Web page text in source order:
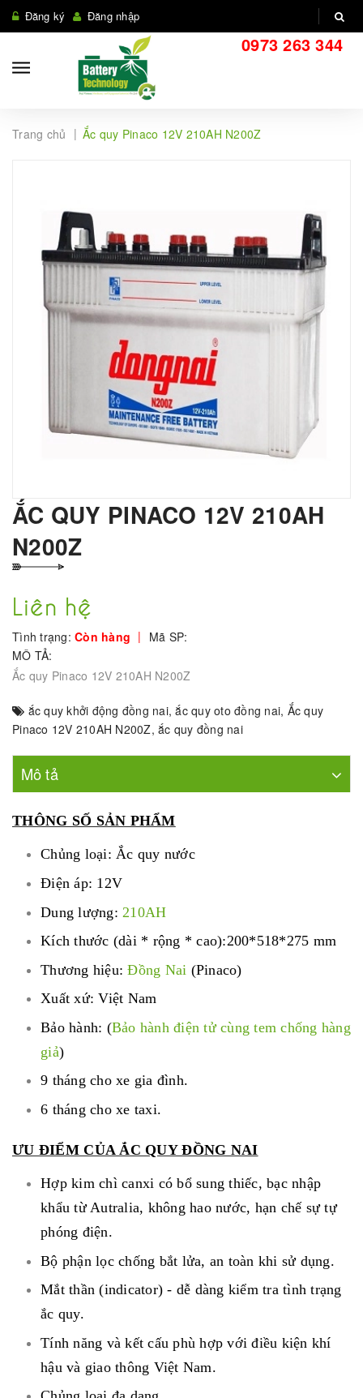
Đăng ký Đăng nhập
0973 263 344
Trang chủ | Ắc quy Pinaco 12V 210AH N200Z
ẮC QUY PINACO 12V 210AH
N200Z
Liên hệ
Tình trạng: Còn hàng | Mã SP:
MÔ TẢ:
Ắc quy Pinaco 12V 210AH N200Z
ắc quy khởi động đồng nai,ắc quy oto đồng nai, Ắc quy
Pinaco 12V 210AH N200Z, ắc quy đồng nai
Mô tả
THÔNG SỐ SẢN PHẨM
Chủng loại: Ắc quy nước
Điện áp: 12V
Dung lượng: 210AH
Kích thước (dài * rộng * cao):200*518*275 mm
Thương hiệu:Đồng Nai (Pinaco)
Xuất xứ: Việt Nam
Bảo hành: (Bảo hành điện tử cùng tem chống hàng
giả)
9 tháng cho xe gia đình.
6 tháng cho xe taxi.
ƯU ĐIỂM CỦA ẮC QUY ĐỒNG NAI
Hợp kim chì canxi có bổ sung thiếc, bạc nhập
khẩu từ Autralia, không hao nước, hạn chế sự tự
phóng điện.
Bộ phận lọc chống bắt lửa, an toàn khi sử dụng.
Mắt thần (indicator) - dễ dàng kiểm tra tình trạng
ắc quy.
Tính năng và kết cấu phù hợp với điều kiện khí
hậu và giao thông Việt Nam.